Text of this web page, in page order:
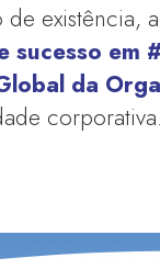
de existência,
sucesso em
da
corporativa.